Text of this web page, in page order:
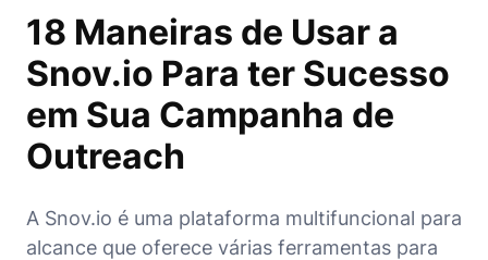
18 Maneiras de Usar a
Snov.io Para ter Sucesso
em Sua Campanha de
Outreach
A Snov.io é uma plataforma multifuncional para
alcance que oferece várias ferramentas para